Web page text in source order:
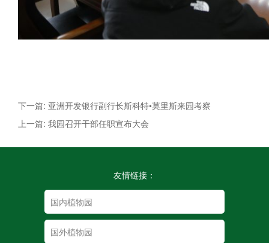
下一篇: 亚洲开发银行副行长斯科特•莫里斯来园考察
上一篇: 我园召开干部任职宣布大会
友情链接：